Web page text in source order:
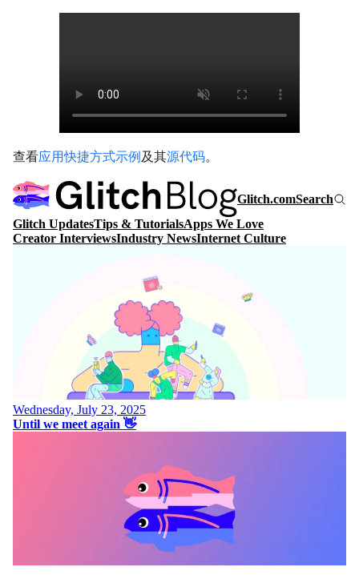
查看应用快捷方式示例及其源代码。